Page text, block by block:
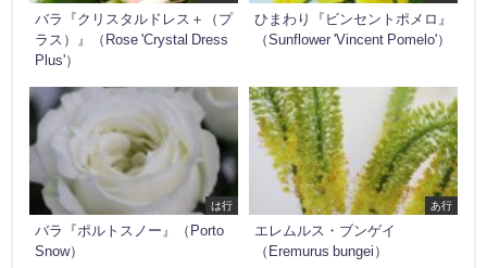
バラ『クリスタルドレス＋（プ
ラス）』（Rose 'Crystal Dress
Plus'）
ひまわり『ビンセントポメロ』
（Sunflower 'Vincent Pomelo'）
は行
バラ『ポルトスノー』（Porto
Snow）
あ行
エレムルス・ブンゲイ
（Eremurus bungei）